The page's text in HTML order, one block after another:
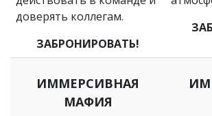
доверять коллегам.
ЗАБРОНИРОВАТЬ!
ИММЕРСИВНАЯ
МАФИЯ